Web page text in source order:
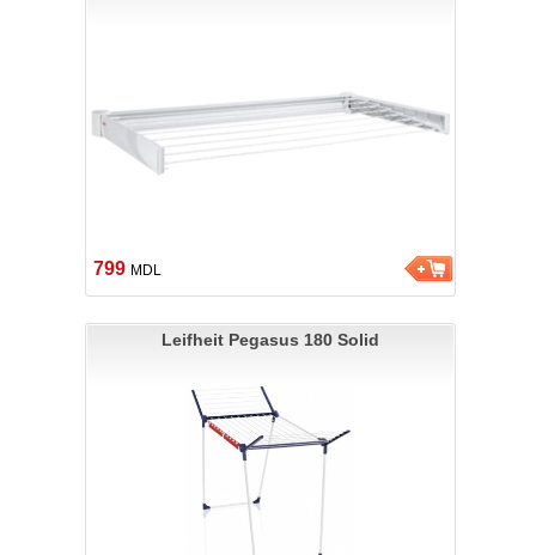
799 MDL
Leifheit Pegasus 180 Solid